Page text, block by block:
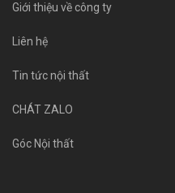
Giới thiệu về công ty
Liên hệ
Tin tức nội thất
CHÁT ZALO
Góc Nội thất